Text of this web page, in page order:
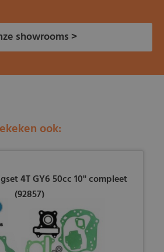
showrooms >
ook:
4T GY6 50cc 10'' compleet
(92857)